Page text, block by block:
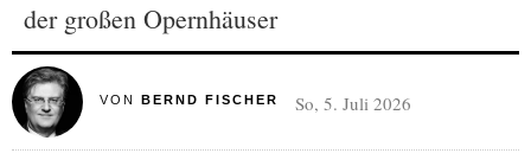
der großen Opernhäuser
VON BERND FISCHER So, 5. Juli 2026